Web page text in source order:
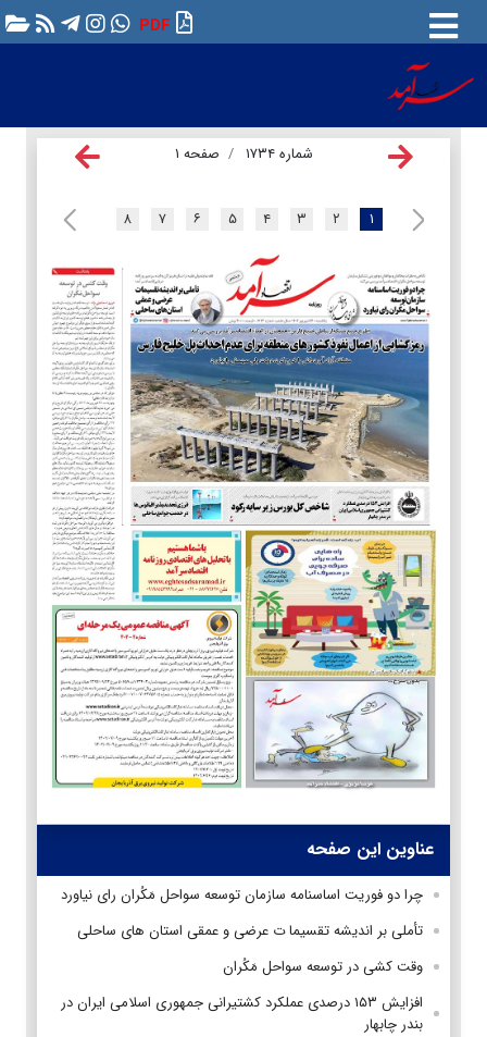
PDF
شماره ۱۷۳۴ صفحه ۱
۱ ۲ ۳ ۴ ۵ ۶ ۷ ۸
عناوین این صفحه
چرا دو فوریت اساسنامه سازمان توسعه سواحل مَکُران رای نیاورد
تأملی بر اندیشه تقسیما ت عرضی و عمقی استان های ساحلی
وقت کشی در توسعه سواحل مَکُران
افزایش ۱۵۳ درصد‌ی عملکرد کشتیرانی جمهوری اسلامی ایران در
بندر چابهار